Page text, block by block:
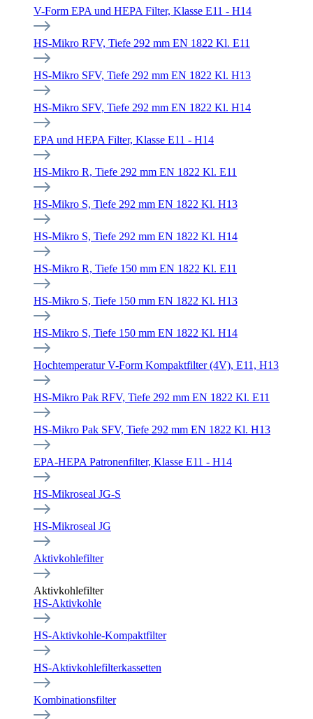
V-Form EPA und HEPA Filter, Klasse E11 - H14
HS-Mikro RFV, Tiefe 292 mm EN 1822 Kl. E11
HS-Mikro SFV, Tiefe 292 mm EN 1822 Kl. H13
HS-Mikro SFV, Tiefe 292 mm EN 1822 Kl. H14
EPA und HEPA Filter, Klasse E11 - H14
HS-Mikro R, Tiefe 292 mm EN 1822 Kl. E11
HS-Mikro S, Tiefe 292 mm EN 1822 Kl. H13
HS-Mikro S, Tiefe 292 mm EN 1822 Kl. H14
HS-Mikro R, Tiefe 150 mm EN 1822 Kl. E11
HS-Mikro S, Tiefe 150 mm EN 1822 Kl. H13
HS-Mikro S, Tiefe 150 mm EN 1822 Kl. H14
Hochtemperatur V-Form Kompaktfilter (4V), E11, H13
HS-Mikro Pak RFV, Tiefe 292 mm EN 1822 Kl. E11
HS-Mikro Pak SFV, Tiefe 292 mm EN 1822 Kl. H13
EPA-HEPA Patronenfilter, Klasse E11 - H14
HS-Mikroseal JG-S
HS-Mikroseal JG
Aktivkohlefilter
Aktivkohlefilter
HS-Aktivkohle
HS-Aktivkohle-Kompaktfilter
HS-Aktivkohlefilterkassetten
Kombinationsfilter